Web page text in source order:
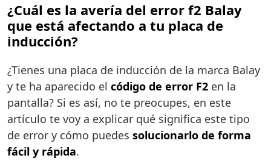
¿Cuál es la avería del error f2 Balay
que está afectando a tu placa de
inducción?
¿Tienes una placa de inducción de la marca Balay
y te ha aparecido el código de error F2 en la
pantalla? Si es así, no te preocupes, en este
artículo te voy a explicar qué significa este tipo
de error y cómo puedes solucionarlo de forma
fácil y rápida.